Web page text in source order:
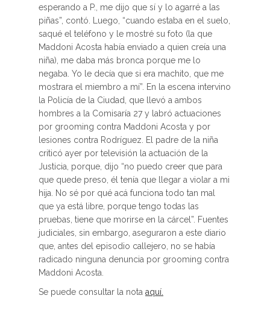
esperando a P., me dijo que sí y lo agarré a las
piñas”, contó. Luego, “cuando estaba en el suelo,
saqué el teléfono y le mostré su foto (la que
Maddoni Acosta había enviado a quien creía una
niña), me daba más bronca porque me lo
negaba. Yo le decía que si era machito, que me
mostrara el miembro a mí”. En la escena intervino
la Policía de la Ciudad, que llevó a ambos
hombres a la Comisaría 27 y labró actuaciones
por grooming contra Maddoni Acosta y por
lesiones contra Rodríguez. El padre de la niña
criticó ayer por televisión la actuación de la
Justicia, porque, dijo “no puedo creer que para
que quede preso, él tenía que llegar a violar a mi
hija. No sé por qué acá funciona todo tan mal
que ya está libre, porque tengo todas las
pruebas, tiene que morirse en la cárcel”. Fuentes
judiciales, sin embargo, aseguraron a este diario
que, antes del episodio callejero, no se había
radicado ninguna denuncia por grooming contra
Maddoni Acosta.
Se puede consultar la nota aquí.